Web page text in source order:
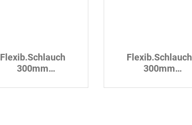
Flexib.Schlauch
300mm
Flexib.Schlauch
300mm